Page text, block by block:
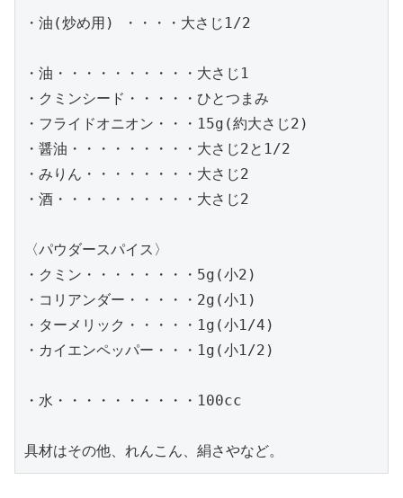
・油(炒め用) ・・・・大さじ1/2
・油・・・・・・・・・・大さじ1
・クミンシード・・・・・ひとつまみ
・フライドオニオン・・・15g(約大さじ2)
・醤油・・・・・・・・・大さじ2と1/2
・みりん・・・・・・・・大さじ2
・酒・・・・・・・・・・大さじ2
〈パウダースパイス〉
・クミン・・・・・・・・5g(小2)
・コリアンダー・・・・・2g(小1)
・ターメリック・・・・・1g(小1/4)
・カイエンペッパー・・・1g(小1/2)
・水・・・・・・・・・・100cc
具材はその他、れんこん、絹さやなど。